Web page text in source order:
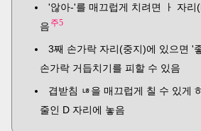
'않아-'를 매끄럽게 치려면 ㅏ 자리
음 주5
3째 손가락 자리(중지)에 있으면 '
손가락 거듭치기를 피할 수 있음
겹받침 ㄶ을 매끄럽게 칠 수 있게
줄인 D 자리에 놓음